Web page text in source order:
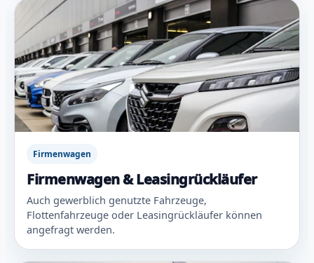
Firmenwagen
Firmenwagen & Leasingrückläufer
Auch gewerblich genutzte Fahrzeuge,
Flottenfahrzeuge oder Leasingrückläufer können
angefragt werden.